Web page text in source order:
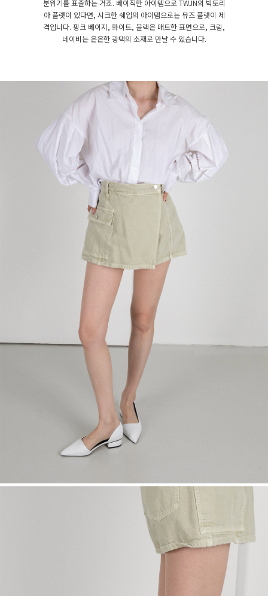
분위기를 표출하는 거죠. 베이직한 아이템으로 TWJN의 빅토리
아 플랫이 있다면, 시크한 쉐입의 아이템으로는 뮤즈 플랫이 제
격입니다. 핑크 베이지, 화이트, 블랙은 매트한 표면으로, 크림,
네이비는 은은한 광택의 소재로 만날 수 있습니다.